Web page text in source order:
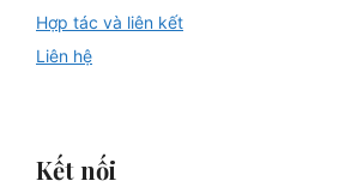
Hợp tác và liên kết
Liên hệ
Kết nối